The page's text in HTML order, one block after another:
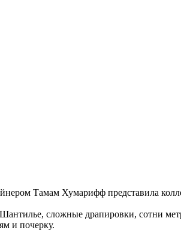
Тамам Хумарифф представила
сложные драпировки, сотни
и почерку.